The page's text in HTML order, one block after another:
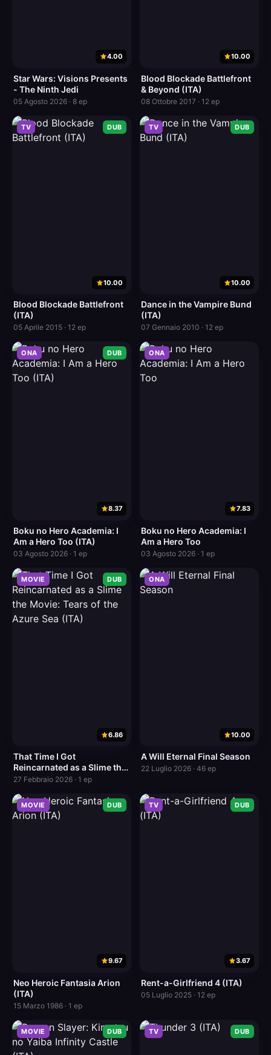
4.00
Star Wars: Visions Presents
- The Ninth Jedi
05 Agosto 2026 · 8 ep
10.00
Blood Blockade Battlefront
& Beyond (ITA)
08 Ottobre 2017 · 12 ep
TV DUB
10.00
Blood Blockade Battlefront
(ITA)
05 Aprile 2015 · 12 ep
TV DUB
10.00
Dance in the Vampire Bund
(ITA)
07 Gennaio 2010 · 12 ep
ONA DUB
8.37
Boku no Hero Academia: I
Am a Hero Too (ITA)
03 Agosto 2026 · 1 ep
ONA
7.83
Boku no Hero Academia: I
Am a Hero Too
03 Agosto 2026 · 1 ep
MOVIE DUB
6.86
That Time I Got
Reincarnated as a Slime the
Movie: Tears of the Azure
27 Febbraio 2026 · 1 ep
ONA
10.00
A Will Eternal Final Season
22 Luglio 2026 · 46 ep
MOVIE DUB
9.67
Neo Heroic Fantasia Arion
(ITA)
15 Marzo 1986 · 1 ep
TV DUB
3.67
Rent-a-Girlfriend 4 (ITA)
05 Luglio 2025 · 12 ep
MOVIE DUB TV DUB